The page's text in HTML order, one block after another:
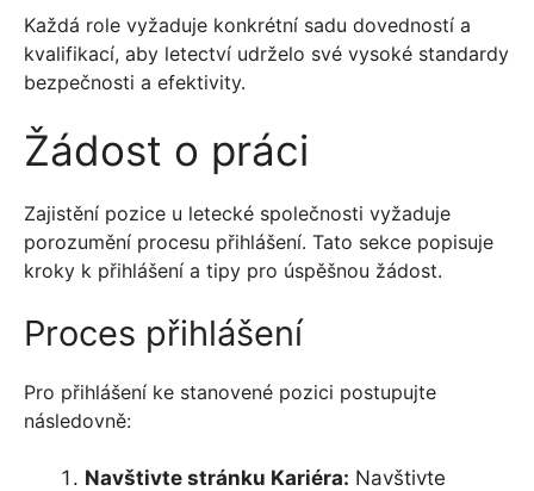
Každá role vyžaduje konkrétní sadu dovedností a
kvalifikací, aby letectví udrželo své vysoké standardy
bezpečnosti a efektivity.
Žádost o práci
Zajistění pozice u letecké společnosti vyžaduje
porozumění procesu přihlášení. Tato sekce popisuje
kroky k přihlášení a tipy pro úspěšnou žádost.
Proces přihlášení
Pro přihlášení ke stanovené pozici postupujte
následovně:
Navštivte stránku Kariéra: Navštivte